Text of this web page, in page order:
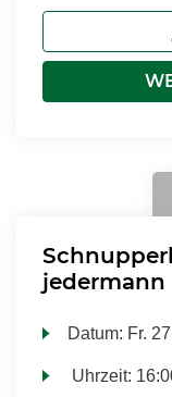
jedermann
Datum: Fr.
Uhrzeit: